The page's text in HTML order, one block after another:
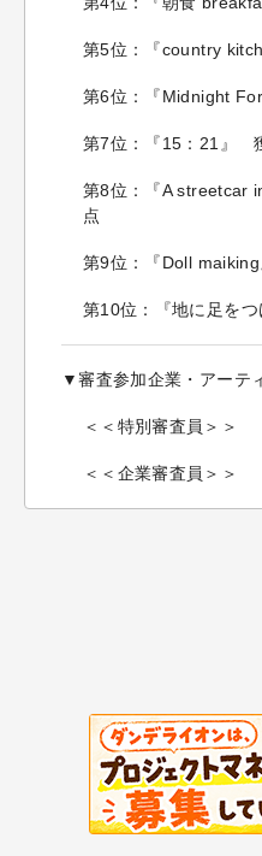
第5位：『country
第6位：『Midnight
第7位：『15：21』
第8位：『A streetcar
点
第9位：『Doll
第10位：『地に足を
▼審査参加企業・アーテ
＜＜特別審査員＞＞
＜＜企業審査員＞＞